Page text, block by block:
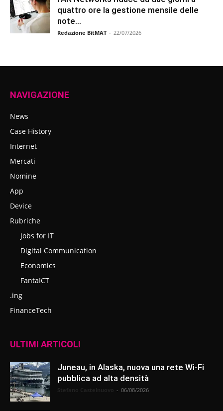
quattro ore la gestione mensile delle
note...
Redazione BitMAT - 22/07/2026
NAVIGAZIONE
News
Case History
Internet
Mercati
Nomine
App
Device
Rubriche
Jobs for IT
Digital Communication
Economics
FantaICT
.ing
FinanceTech
ULTIMI ARTICOLI
Juneau, in Alaska, nuova una rete Wi-Fi
pubblica ad alta densità
- 06/08/2026